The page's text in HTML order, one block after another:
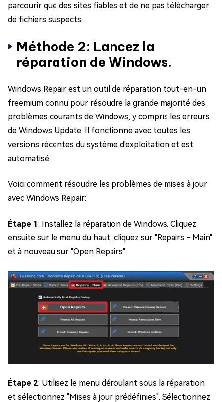
parcourir que des sites fiables et de ne pas télécharger
de fichiers suspects.
Méthode 2: Lancez la
réparation de Windows.
Windows Repair est un outil de réparation tout-en-un
freemium connu pour résoudre la grande majorité des
problèmes courants de Windows, y compris les erreurs
de Windows Update. Il fonctionne avec toutes les
versions récentes du système d'exploitation et est
automatisé.
Voici comment résoudre les problèmes de mises à jour
avec Windows Repair:
Étape 1: Installez la réparation de Windows. Cliquez
ensuite sur le menu du haut, cliquez sur "Repairs - Main"
et à nouveau sur "Open Repairs".
Étape 2: Utilisez le menu déroulant sous la réparation
et sélectionnez "Mises à jour prédéfinies". Sélectionnez